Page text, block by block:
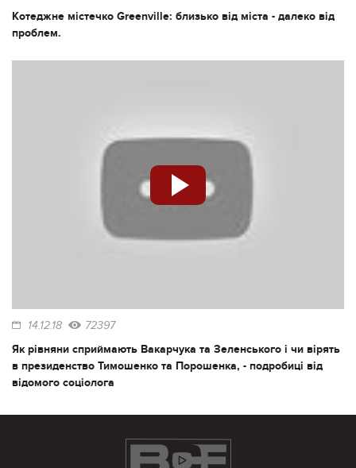
Котеджне містечко Greenville: близько від міста - далеко від
проблем.
14.12.18 72397
Як рівняни сприймають Вакарчука та Зеленського і чи вірять
в президенство Тимошенко та Порошенка, - подробиці від
відомого соціолога